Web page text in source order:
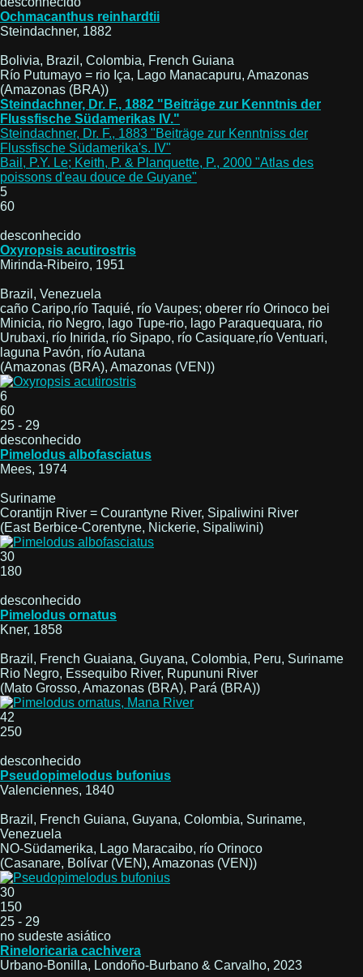
Ochmacanthus reinhardtii
Steindachner, 1882
Bolivia, Brazil, Colombia, French Guiana
Río Putumayo = rio Iça, Lago Manacapuru, Amazonas
(Amazonas (BRA))
Steindachner, Dr. F., 1882 "Beiträge zur Kenntnis der
Flussfische Südamerikas IV."
Steindachner, Dr. F., 1883 "Beiträge zur Kenntniss der
Flussfische Südamerika's. IV"
Bail, P.Y. Le; Keith, P. & Planquette, P., 2000 "Atlas des
poissons d'eau douce de Guyane"
5
60
desconhecido
Oxyropsis acutirostris
Mirinda-Ribeiro, 1951
Brazil, Venezuela
caño Caripo,río Taquié, río Vaupes; oberer río Orinoco bei
Minicia, rio Negro, lago Tupe-rio, lago Paraquequara, rio
Urubaxi, río Inirida, río Sipapo, río Casiquare,río Ventuari,
laguna Pavón, río Autana
(Amazonas (BRA), Amazonas (VEN))
6
60
25 - 29
desconhecido
Pimelodus albofasciatus
Mees, 1974
Suriname
Corantijn River = Courantyne River, Sipaliwini River
(East Berbice-Corentyne, Nickerie, Sipaliwini)
30
180
desconhecido
Pimelodus ornatus
Kner, 1858
Brazil, French Guaiana, Guyana, Colombia, Peru, Suriname
Rio Negro, Essequibo River, Rupununi River
(Mato Grosso, Amazonas (BRA), Pará (BRA))
42
250
desconhecido
Pseudopimelodus bufonius
Valenciennes, 1840
Brazil, French Guiana, Guyana, Colombia, Suriname,
Venezuela
NO-Südamerika, Lago Maracaibo, río Orinoco
(Casanare, Bolívar (VEN), Amazonas (VEN))
30
150
25 - 29
no sudeste asiático
Rineloricaria cachivera
Urbano-Bonilla, Londoño-Burbano & Carvalho, 2023